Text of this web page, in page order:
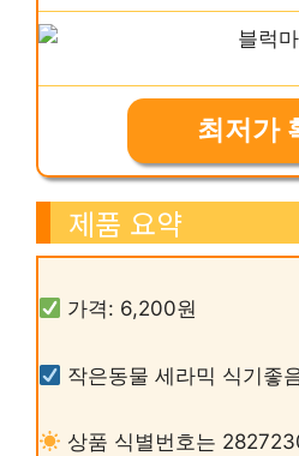
최저가
제품 요약
가격: 6,200원
작은동물 세라믹 식기좋
상품 식별번호는